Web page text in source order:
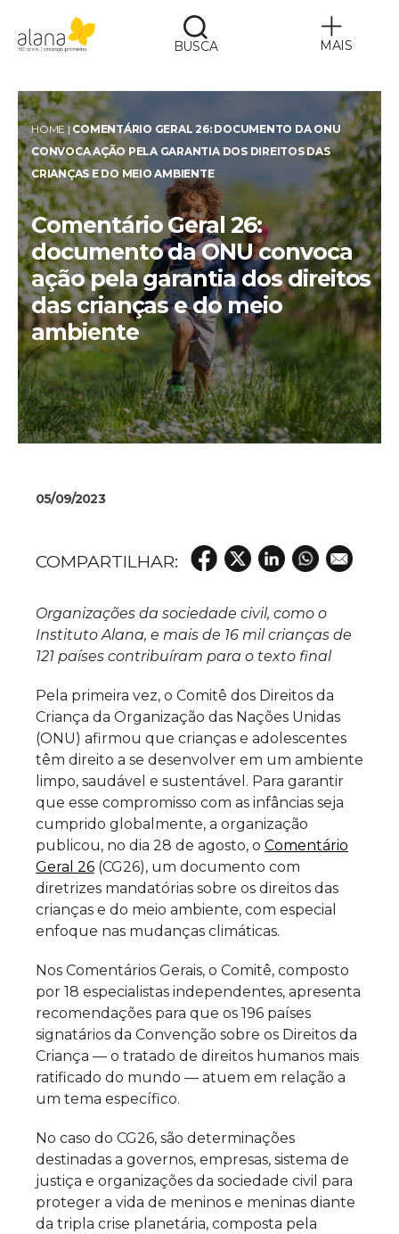
BUSCA MAIS
HOME | COMENTÁRIO GERAL 26: DOCUMENTO DA ONU
CONVOCA AÇÃO PELA GARANTIA DOS DIREITOS DAS
CRIANÇAS E DO MEIO AMBIENTE
Comentário Geral 26:
documento da ONU convoca
ação pela garantia dos direitos
das crianças e do meio
ambiente
05/09/2023
Organizações da sociedade civil, como o
Instituto Alana, e mais de 16 mil crianças de
121 países contribuíram para o texto final
Pela primeira vez, o Comitê dos Direitos da
Criança da Organização das Nações Unidas
(ONU) afirmou que crianças e adolescentes
têm direito a se desenvolver em um ambiente
limpo, saudável e sustentável. Para garantir
que esse compromisso com as infâncias seja
cumprido globalmente, a organização
publicou, no dia 28 de agosto, o Comentário
Geral 26 (CG26), um documento com
diretrizes mandatórias sobre os direitos das
crianças e do meio ambiente, com especial
enfoque nas mudanças climáticas.
Nos Comentários Gerais, o Comitê, composto
por 18 especialistas independentes, apresenta
recomendações para que os 196 países
signatários da Convenção sobre os Direitos da
Criança — o tratado de direitos humanos mais
ratificado do mundo — atuem em relação a
um tema específico.
No caso do CG26, são determinações
destinadas a governos, empresas, sistema de
justiça e organizações da sociedade civil para
proteger a vida de meninos e meninas diante
da tripla crise planetária, composta pela